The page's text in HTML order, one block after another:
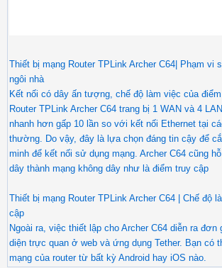
Thiết bị mạng Router TPLink Archer C64| Phạm vi
ngôi nhà
Kết nối có dây ấn tượng, chế độ làm việc của
Router TPLink Archer C64 trang bị 1 WAN và 4
nhanh hơn gấp 10 lần so với kết nối Ethernet tại
thường. Do vậy, đây là lựa chọn đáng tin cậy để
minh để kết nối sử dụng mạng. Archer C64 cũng
dây thành mạng không dây như là điểm truy cập
Thiết bị mạng Router TPLink Archer C64 | Chế độ
cập
Ngoài ra, việc thiết lập cho Archer C64 diễn ra đơn
diện trực quan ở web và ứng dụng Tether. Bạn có
mạng của router từ bất kỳ Android hay iOS nào.